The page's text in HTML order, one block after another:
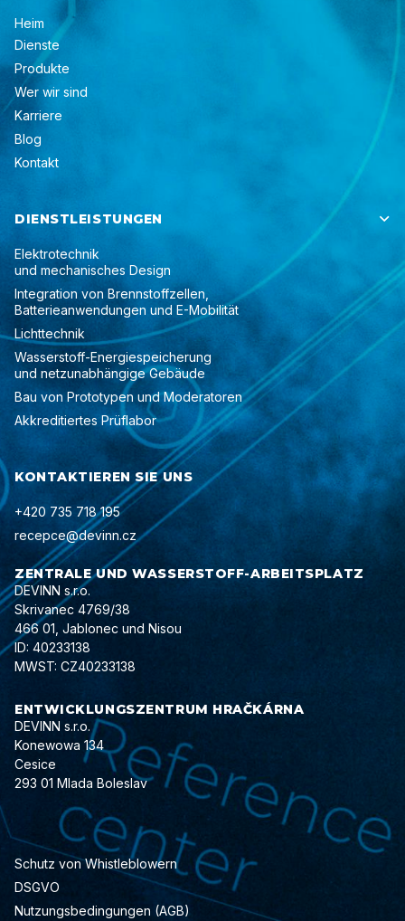
Heim
Dienste
Produkte
Wer wir sind
Karriere
Blog
Kontakt
DIENSTLEISTUNGEN 
Elektrotechnik
und mechanisches Design
Integration von Brennstoffzellen,
Batterieanwendungen und E-Mobilität
Lichttechnik
Wasserstoff-Energiespeicherung
und netzunabhängige Gebäude
Bau von Prototypen und Moderatoren
Akkreditiertes Prüflabor
KONTAKTIEREN SIE UNS
+420 735 718 195
recepce@devinn.cz
ZENTRALE UND WASSERSTOFF-ARBEITSPLATZ
DEVINN s.r.o.
Skrivanec 4769/38
466 01, Jablonec und Nisou
ID: 40233138
MWST: CZ40233138
ENTWICKLUNGSZENTRUM HRAČKÁRNA
DEVINN s.r.o.
Konewowa 134
Cesice
293 01 Mlada Boleslav
Schutz von Whistleblowern
DSGVO
Nutzungsbedingungen (AGB)